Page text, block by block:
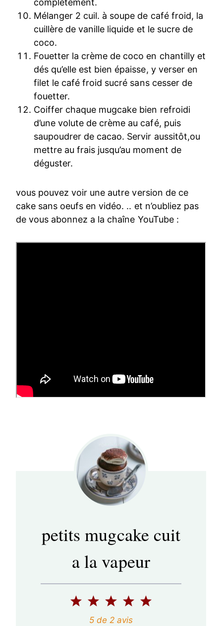
complètement.
Mélanger 2 cuil. à soupe de café froid, la
cuillère de vanille liquide et le sucre de
coco.
Fouetter la crème de coco en chantilly et
dés qu’elle est bien épaisse, y verser en
filet le café froid sucré sans cesser de
fouetter.
Coiffer chaque mugcake bien refroidi
d’une volute de crème au café, puis
saupoudrer de cacao. Servir aussitôt,ou
mettre au frais jusqu’au moment de
déguster.
vous pouvez voir une autre version de ce
cake sans oeufs en vidéo. .. et n’oubliez pas
de vous abonnez a la chaîne YouTube :
petits mugcake cuit
a la vapeur
5
4
3
é
2
é
1
5de 2 avis